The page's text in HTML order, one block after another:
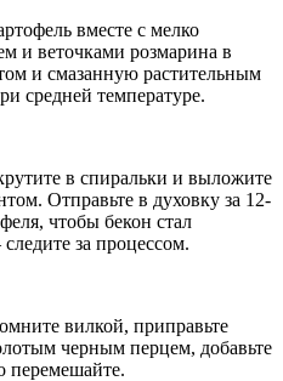
вместе с мелко
и веточками розмарина в
и смазанную растительным
средней температуре.
в спиральки и выложите
Отправьте в духовку за 12-
чтобы бекон стал
за процессом.
вилкой, приправьте
черным перцем, добавьте
перемешайте.